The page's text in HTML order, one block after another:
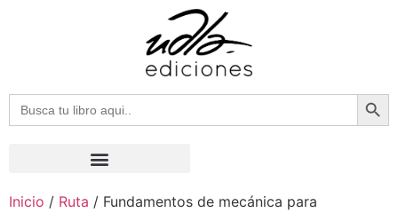
Buscar:
Inicio / Ruta / Fundamentos de mecánica para